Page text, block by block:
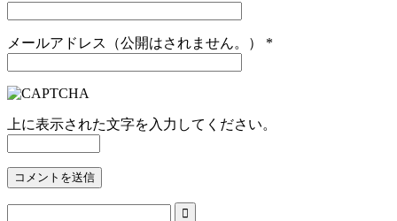
メールアドレス（公開はされません。） *
上に表示された文字を入力してください。
